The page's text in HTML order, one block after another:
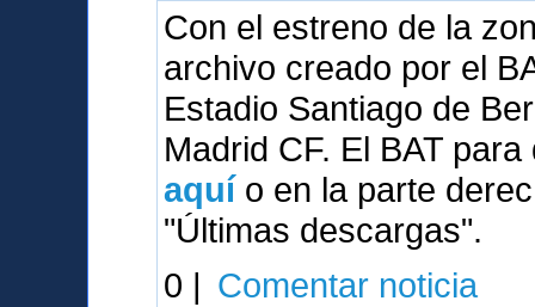
Con el estreno de la
archivo creado por el
Estadio Santiago de
Madrid CF. El BAT
aquí o en la parte
"Últimas descargas".
0 | Comentar noticia